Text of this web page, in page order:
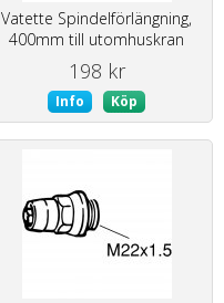
Vatette Spindelförlängning,
400mm till utomhuskran
198 kr
Info Köp